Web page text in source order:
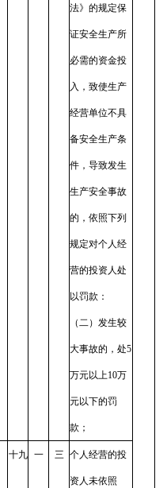
法》的规定保
证安全生产所
必需的资金投
入，致使生产
经营单位不具
备安全生产条
件，导致发生
生产安全事故
的，依照下列
规定对个人经
营的投资人处
以罚款：
（二）发生较
大事故的，处5
万元以上10万
元以下的罚
款；
十九 一 三 个人经营的投
资人未依照